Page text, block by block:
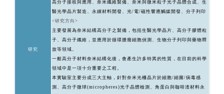
研究
高分子接枝與應用、奈米纖維製備、奈米與微米粒子光子晶體合成、生
醫光學晶片製造、永續材料開發、光/電/磁性響應觸媒開發、分子列印
<研究方向>
主要發展為奈米結構高分子之製備，包括生醫光學晶片、高分子膠體粒
子、高分子纖維，並應用於循環腫瘤細胞偵測、生物分子列印與藥物釋
放等領域。
一般高分子材料奈米結構化後，會產生許多特異的性質，在目前的科學
領域中是一項十分重要之工程。
本實驗室主要分成三大主軸，針對奈米光柵晶片於細胞/細菌/病毒感
測、高分子微球(micropheres)光子晶體檢測、角蛋白與咖啡渣材料永